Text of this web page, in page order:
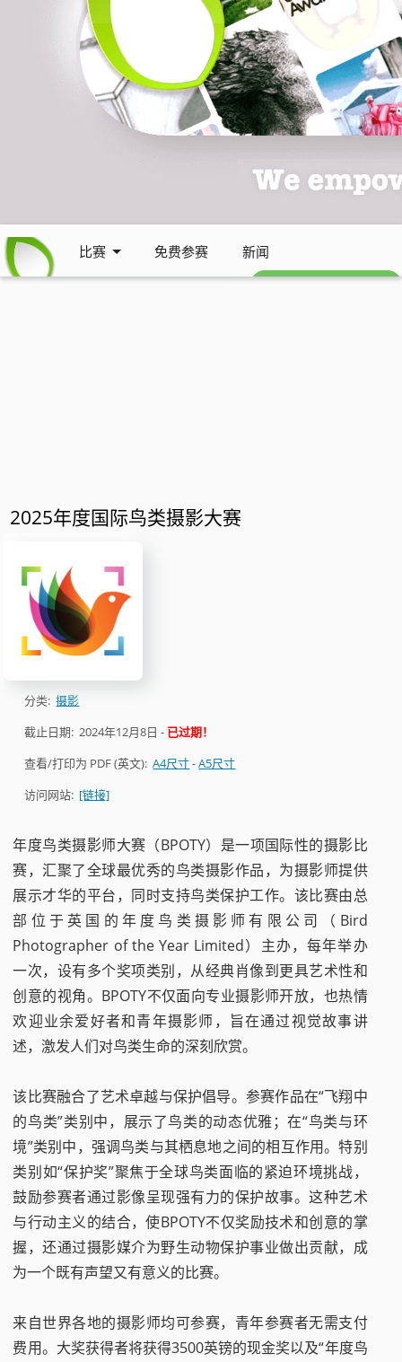
比赛 免费参赛 新闻
免费每周通讯 (英文)
2025年度国际鸟类摄影大赛
分类:摄影
截止日期:2024年12月8日 - 已过期！
查看/打印为 PDF (英文):A4尺寸-A5尺寸
访问网站: [链接]
年度鸟类摄影师大赛（BPOTY）是一项国际性的摄影比
赛，汇聚了全球最优秀的鸟类摄影作品，为摄影师提供
展示才华的平台，同时支持鸟类保护工作。该比赛由总
部位于英国的年度鸟类摄影师有限公司（Bird
Photographer of the Year Limited）主办，每年举办
一次，设有多个奖项类别，从经典肖像到更具艺术性和
创意的视角。BPOTY不仅面向专业摄影师开放，也热情
欢迎业余爱好者和青年摄影师，旨在通过视觉故事讲
述，激发人们对鸟类生命的深刻欣赏。
该比赛融合了艺术卓越与保护倡导。参赛作品在“飞翔中
的鸟类”类别中，展示了鸟类的动态优雅；在“鸟类与环
境”类别中，强调鸟类与其栖息地之间的相互作用。特别
类别如“保护奖”聚焦于全球鸟类面临的紧迫环境挑战，
鼓励参赛者通过影像呈现强有力的保护故事。这种艺术
与行动主义的结合，使BPOTY不仅奖励技术和创意的掌
握，还通过摄影媒介为野生动物保护事业做出贡献，成
为一个既有声望又有意义的比赛。
来自世界各地的摄影师均可参赛，青年参赛者无需支付
费用。大奖获得者将获得3500英镑的现金奖以及“年度鸟